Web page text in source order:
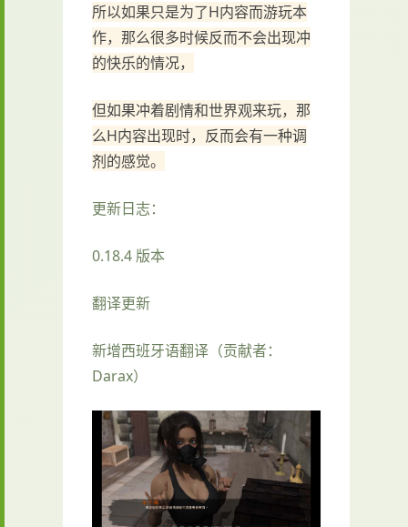
所以如果只是为了H内容而游玩本
作，那么很多时候反而不会出现冲
的快乐的情况，
但如果冲着剧情和世界观来玩，那
么H内容出现时，反而会有一种调
剂的感觉。
更新日志：
0.18.4 版本
翻译更新
新增西班牙语翻译（贡献者：
Darax）